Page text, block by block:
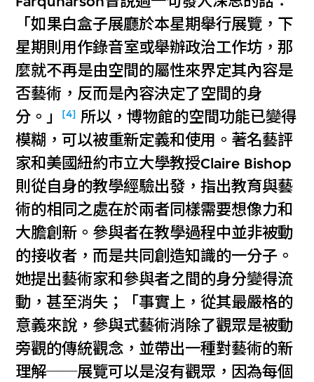
「如果白盒子展廳於本星期舉行展覽，下
星期則用作錄音室或舉辦政治工作坊，那
麼就不再是由空間的屬性來界定其內容是
否藝術，反而是內容決定了空間的身
分。」
[4] 所以，博物館的空間功能已變得
模糊，可以被重新定義和使用。著名藝評
家和美國紐約市立大學教授Claire Bishop
則從自身的教學經驗出發，指出教育與藝
術的相同之處在於兩者同樣需要想像力和
大膽創新。參與者在教學過程中並非被動
的接收者，而是共同創造知識的一分子。
她提出藝術家和參與者之間的身分變得流
動，甚至消失；「事實上，從其最嚴格的
意義來說，參與式藝術消除了觀眾是被動
旁觀的傳統觀念，並帶出一種對藝術的新
理解──展覽可以是沒有觀眾，因為每個